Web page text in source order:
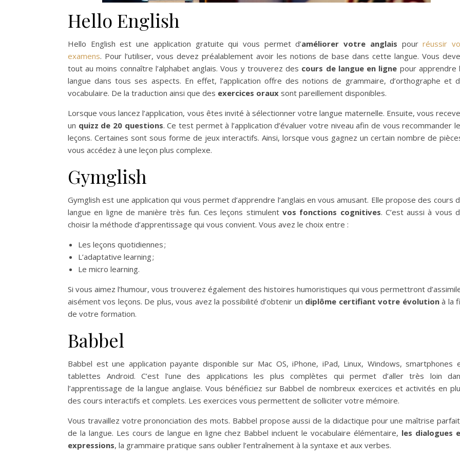
Hello English
Hello English est une application gratuite qui vous permet d’améliorer votre anglais pourréussir
examens. Pour l’utiliser, vous devez préalablement avoir les notions de base dans cette langue. Vous
tout au moins connaître l’alphabet anglais. Vous y trouverez des cours de langue en ligne pour apprendre
langue dans tous ses aspects. En effet, l’application offre des notions de grammaire, d’orthographe et
vocabulaire. De la traduction ainsi que des exercices oraux sont pareillement disponibles.
Lorsque vous lancez l’application, vous êtes invité à sélectionner votre langue maternelle. Ensuite, vous
un quizz de 20 questions. Ce test permet à l’application d’évaluer votre niveau afin de vous recommander
leçons. Certaines sont sous forme de jeux interactifs. Ainsi, lorsque vous gagnez un certain nombre de
vous accédez à une leçon plus complexe.
Gymglish
Gymglish est une application qui vous permet d’apprendre l’anglais en vous amusant. Elle propose des cours
langue en ligne de manière très fun. Ces leçons stimulentvos fonctions cognitives. C’est aussi à vous
choisir la méthode d’apprentissage qui vous convient. Vous avez le choix entre :
Les leçons quotidiennes ;
L’adaptative learning ;
Le micro learning.
Si vous aimez l’humour, vous trouverez également des histoires humoristiques qui vous permettront
aisément vos leçons. De plus, vous avez la possibilité d’obtenir un diplôme certifiant votre évolutionà la
de votre formation.
Babbel
Babbel est une application payante disponible sur Mac OS, iPhone, iPad, Linux, Windows, smartphones
tablettes Android. C’est l’une des applications les plus complètes
qui permet d’aller très loin
l’apprentissage de la langue anglaise. Vous bénéficiez sur Babbel de nombreux exercices et activités en
des cours interactifs et complets. Les exercices vous permettent de solliciter votre mémoire.
Vous travaillez votre prononciation des mots. Babbel propose aussi de la didactique pour une maîtrise
de la langue. Les cours de langue en ligne chez Babbel incluent le vocabulaire élémentaire, les dialogues
expressions, la grammaire pratique sans oublier l’entraînement à la syntaxe et aux verbes.